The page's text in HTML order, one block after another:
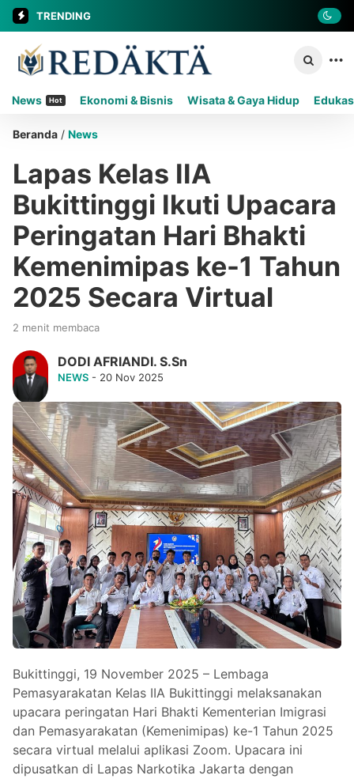
TRENDING
News Hot Ekonomi & Bisnis Wisata & Gaya Hidup
Beranda / News
Lapas Kelas IIA
Bukittinggi Ikuti Upacara
Peringatan Hari Bhakti
Kemenimipas ke-1 Tahun
2025 Secara Virtual
2 menit membaca
DODI AFRIANDI. S.Sn
NEWS - 20 Nov 2025
Bukittinggi, 19 November 2025 – Lembaga
Pemasyarakatan Kelas IIA Bukittinggi melaksanakan
upacara peringatan Hari Bhakti Kementerian Imigrasi
dan Pemasyarakatan (Kemenimipas) ke-1 Tahun 2025
secara virtual melalui aplikasi Zoom. Upacara ini
dipusatkan di Lapas Narkotika Jakarta dengan